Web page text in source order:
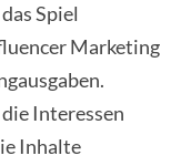
Spiel
Marketing
Interessen
Inhalte